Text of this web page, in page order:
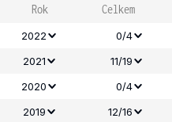
Rok Celkem
2022 0/4
2021
11/19
2020
0/4
2019
12/16